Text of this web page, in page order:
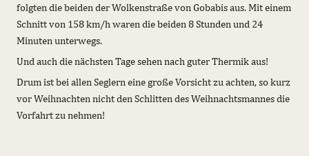
folgten die beiden der Wolkenstraße von Gobabis aus. Mit einem
Schnitt von 158 km/h waren die beiden 8 Stunden und 24
Minuten unterwegs.
Und auch die nächsten Tage sehen nach guter Thermik aus!
Drum ist bei allen Seglern eine große Vorsicht zu achten, so kurz
vor Weihnachten nicht den Schlitten des Weihnachtsmannes die
Vorfahrt zu nehmen!